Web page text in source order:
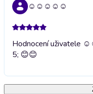
☺️☺️☺️☺️☺️
Hodnocení uživatele
5; 😊😊